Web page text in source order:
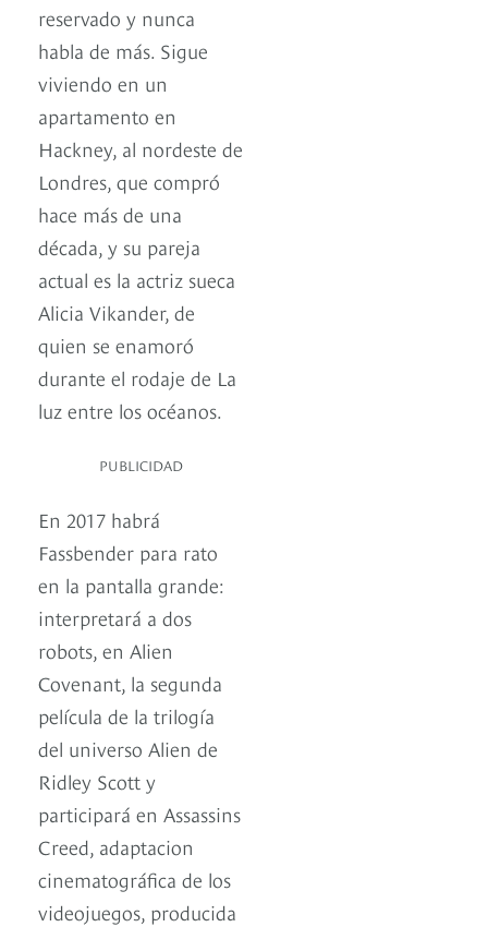
reservado y nunca
habla de más. Sigue
viviendo en un
apartamento en
Hackney, al nordeste de
Londres, que compró
hace más de una
década, y su pareja
actual es la actriz sueca
Alicia Vikander, de
quien se enamoró
durante el rodaje de La
luz entre los océanos.
PUBLICIDAD
En 2017 habrá
Fassbender para rato
en la pantalla grande:
interpretará a dos
robots, en Alien
Covenant, la segunda
película de la trilogía
del universo Alien de
Ridley Scott y
participará en Assassins
Creed, adaptacion
cinematográfica de los
videojuegos, producida